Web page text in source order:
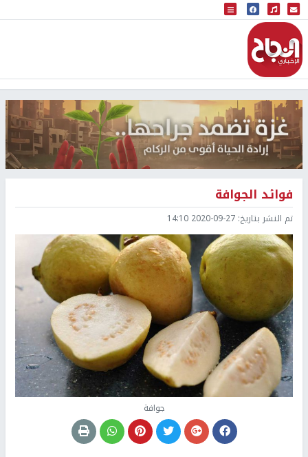
البث المباشر
إذاعة النجاح
فوائد الجوافة
تم النشر بتاريخ: 2020-09-27 14:10
جوافة